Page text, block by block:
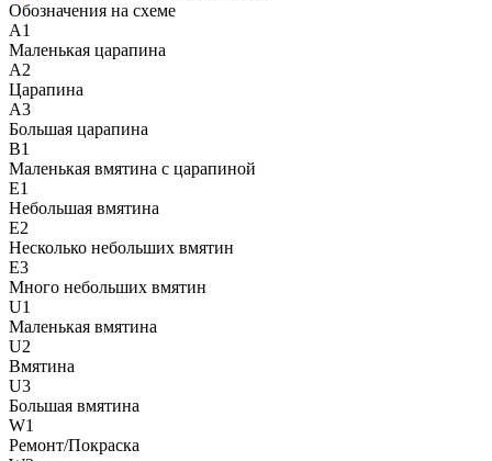
Обозначения на схеме
A1
Маленькая царапина
A2
Царапина
A3
Большая царапина
B1
Маленькая вмятина с царапиной
E1
Небольшая вмятина
E2
Несколько небольших вмятин
E3
Много небольших вмятин
U1
Маленькая вмятина
U2
Вмятина
U3
Большая вмятина
W1
Ремонт/Покраска